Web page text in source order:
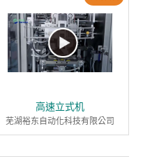
高速立式机
芜湖裕东自动化科技有限公司